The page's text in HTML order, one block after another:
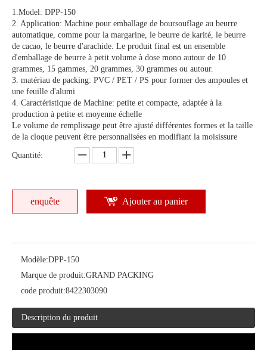
1.Model: DPP-150
2. Application: Machine pour emballage de boursouflage au beurre
automatique, comme pour la margarine, le beurre de karité, le beurre
de cacao, le beurre d'arachide. Le produit final est un ensemble
d'emballage de beurre à petit volume à dose mono autour de 10
grammes, 15 gammes, 20 grammes, 30 grammes ou autour.
3. matériau de packing: PVC / PET / PS pour former des ampoules et
une feuille d'alumi
4. Caractéristique de Machine: petite et compacte, adaptée à la
production à petite et moyenne échelle
Le volume de remplissage peut être ajusté différentes formes et la taille
de la cloque peuvent être personnalisées en modifiant la moisissure
Quantité:
enquête Ajouter au panier
Modèle:DPP-150
Marque de produit:GRAND PACKING
code produit:8422303090
Description du produit